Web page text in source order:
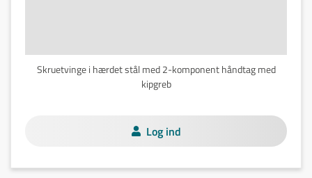
Skruetvinge i hærdet stål med 2-komponent håndtag med
kipgreb
Log ind